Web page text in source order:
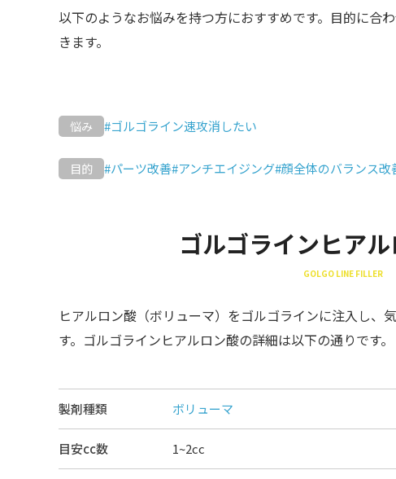
以下のようなお悩みを持つ方におすすめです。目的に合
きます。
悩み #ゴルゴライン速攻消したい
目的 #パーツ改善#アンチエイジング#顔全体のバランス改
ゴルゴラインヒア
GOLGO LINE FILLER
ヒアルロン酸（ボリューマ）をゴルゴラインに注入し、
す。ゴルゴラインヒアルロン酸の詳細は以下の通りです。
製剤種類 ボリューマ
目安cc数 1~2cc